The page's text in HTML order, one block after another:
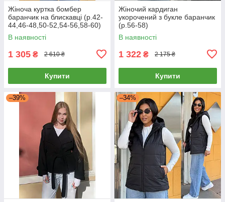
Жіноча куртка бомбер
баранчик на блискавці (р.42-
44,46-48,50-52,54-56,58-60)
В наявності
1 305 ₴ 2 610 ₴
Купити
Жіночий кардиган
укорочений з букле баранчик
(р.56-58)
В наявності
1 322 ₴ 2 175 ₴
Купити
–39% –34%